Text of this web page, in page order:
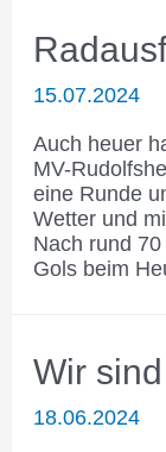
15.07.2024
Auch heuer
MV-
eine Runde
Wetter und
Nach rund
Gols beim
Wir
18.06.2024